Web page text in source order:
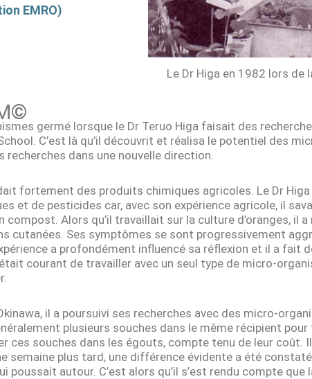
EMRO)
Le Dr Higa en 1982 lors de
germé lorsque le Dr Teruo Higa faisait des
C’est là qu’il découvrit et réalisa le potentiel des
dans une nouvelle direction.
fortement des produits chimiques agricoles. Le Dr
et de pesticides car, avec son expérience agricole, il
compost. Alors qu’il travaillait sur la culture d’oranges, il
cutanées. Ses symptômes se sont progressivement
a profondément influencé sa réflexion et il a fait
courant de travailler avec un seul type de micro-
il a poursuivi ses recherches avec des micro-
plusieurs souches dans le même récipient
ces souches dans les égouts, compte tenu de leur coût.
semaine plus tard, une différence évidente a été
poussait autour. C’est alors qu’il s’est rendu compte